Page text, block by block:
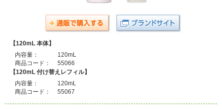
【120mL 本体】
内容量：
120mL
商品コード：
55066
【120mL 付け替えレフィル】
内容量：
120mL
商品コード：
55067